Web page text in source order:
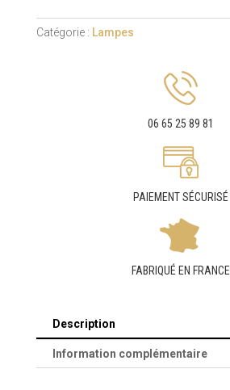
Catégorie : Lampes
06 65 25 89 81
PAIEMENT SÉCURISÉ
FABRIQUÉ EN FRANCE
Description
Information complémentaire